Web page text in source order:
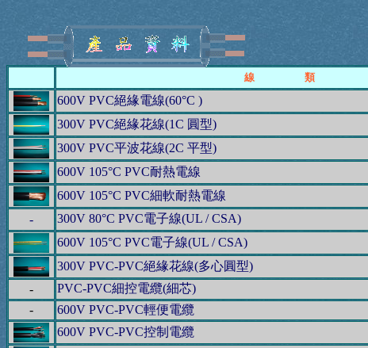
線 類
600V PVC絕緣電線(60°C )
300V PVC絕緣花線(1C 圓型)
300V PVC平波花線(2C 平型)
600V 105°C PVC耐熱電線
600V 105°C PVC細軟耐熱電線
-
300V 80°C PVC電子線(UL / CSA)
600V 105°C PVC電子線(UL / CSA)
300V PVC-PVC絕緣花線(多心圓型)
-
PVC-PVC細控電纜(細芯)
-
600V PVC-PVC輕便電纜
600V PVC-PVC控制電纜